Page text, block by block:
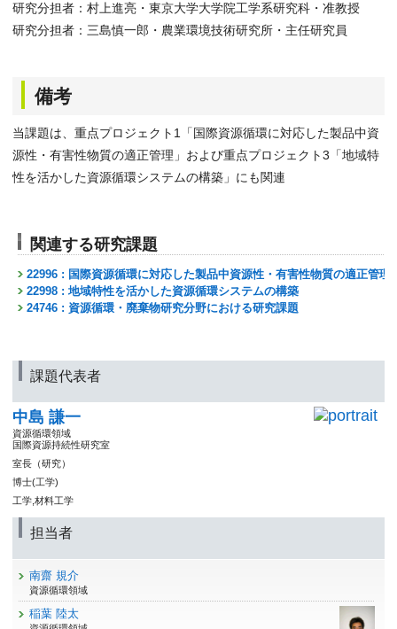
研究分担者：村上進亮・東京大学大学院工学系研究科・准教授
研究分担者：三島慎一郎・農業環境技術研究所・主任研究員
備考
当課題は、重点プロジェクト1「国際資源循環に対応した製品中資
源性・有害性物質の適正管理」および重点プロジェクト3「地域特
性を活かした資源循環システムの構築」にも関連
関連する研究課題
22996 : 国際資源循環に対応した製品中資源性・有害性物質の適正管理
22998 : 地域特性を活かした資源循環システムの構築
24746 : 資源循環・廃棄物研究分野における研究課題
課題代表者
中島 謙一
資源循環領域
国際資源持続性研究室
室長（研究）
博士(工学)
工学,材料工学
担当者
南齋 規介
資源循環領域
稲葉 陸太